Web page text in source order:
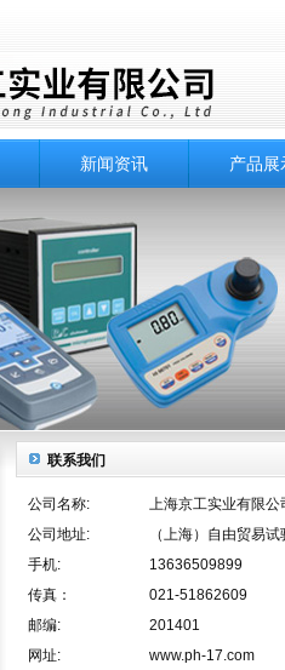
新闻资讯 产品展
联系我们
公司名称:
上海京工实业有限公
公司地址:
（上海）自由贸易
手机:
13636509899
传真：
021-51862609
邮编:
201401
网址:
www.ph-17.com